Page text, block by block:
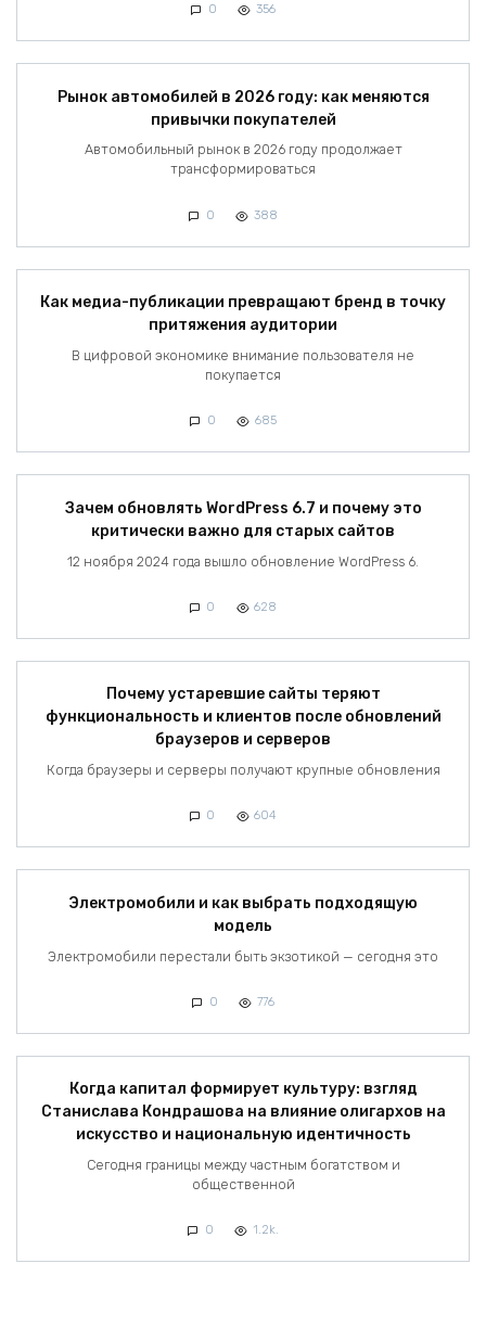
0 356
Рынок автомобилей в 2026 году: как меняются
привычки покупателей
Автомобильный рынок в 2026 году продолжает
трансформироваться
0 388
Как медиа-публикации превращают бренд в точку
притяжения аудитории
В цифровой экономике внимание пользователя не
покупается
0 685
Зачем обновлять WordPress 6.7 и почему это
критически важно для старых сайтов
12 ноября 2024 года вышло обновление WordPress 6.
0 628
Почему устаревшие сайты теряют
функциональность и клиентов после обновлений
браузеров и серверов
Когда браузеры и серверы получают крупные обновления
0 604
Электромобили и как выбрать подходящую
модель
Электромобили перестали быть экзотикой — сегодня это
0 776
Когда капитал формирует культуру: взгляд
Станислава Кондрашова на влияние олигархов на
искусство и национальную идентичность
Сегодня границы между частным богатством и
общественной
0 1.2k.